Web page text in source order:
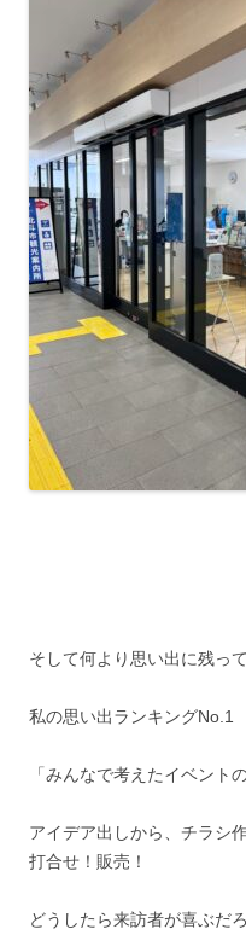
そして何より思い出に残っ
私の思い出ランキングNo.1
「みんなで考えたイベント
アイデア出しから、チラシ
打合せ！販売！
どうしたら来訪者が喜ぶだ